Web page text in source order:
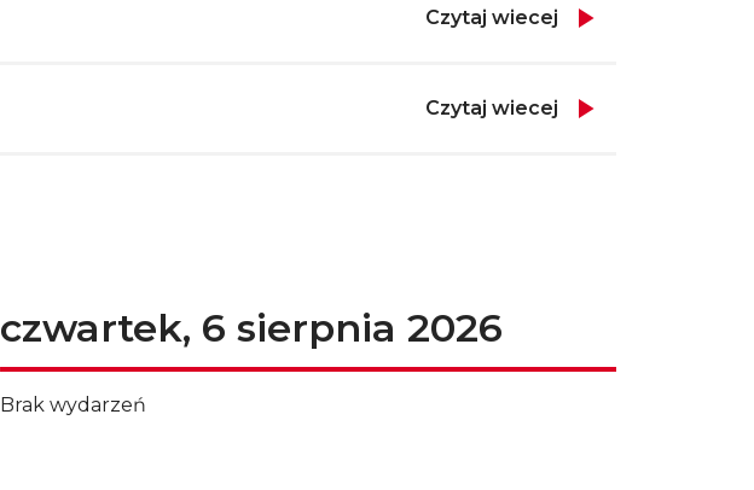
Czytaj wiecej
Czytaj wiecej
czwartek, 6 sierpnia 2026
Brak wydarzeń